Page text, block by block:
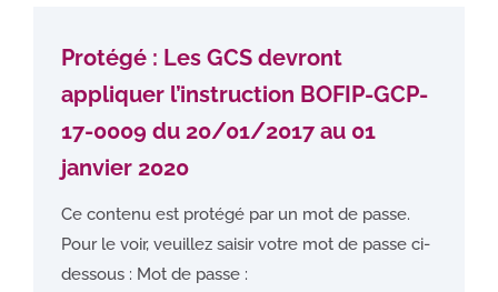
Protégé : Les GCS devront
appliquer l’instruction BOFIP-GCP-
17-0009 du 20/01/2017 au 01
janvier 2020
Ce contenu est protégé par un mot de passe.
Pour le voir, veuillez saisir votre mot de passe ci-
dessous : Mot de passe :